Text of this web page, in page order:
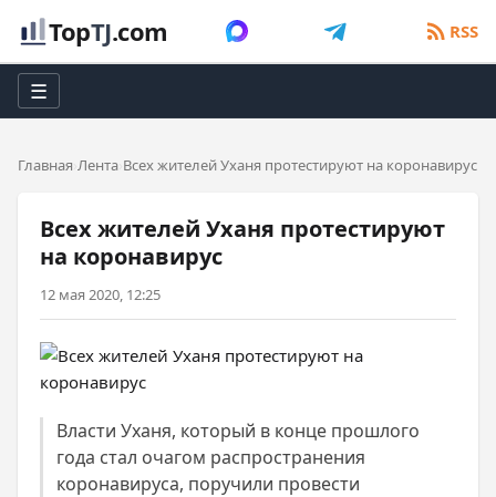
TopTJ.com RSS
☰
Главная Лента Всех жителей Уханя протестируют на коронавирус
Всех жителей Уханя протестируют
на коронавирус
12 мая 2020, 12:25
Власти Уханя, который в конце прошлого
года стал очагом распространения
коронавируса, поручили провести